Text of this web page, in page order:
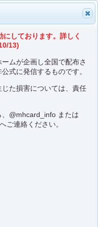
しております。詳しく
13)
ムが企画し全国で配布さ
式に発信するものです。
た損害については、責任
@mhcard_infoまたは
へご連絡ください。